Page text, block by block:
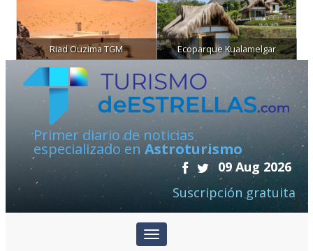
Riad Ouzima TGM Ecoparque Kualamelgar
Primer diario de noticias
especializado en Astroturismo
09 Aug 2026
Suscripción gratuita